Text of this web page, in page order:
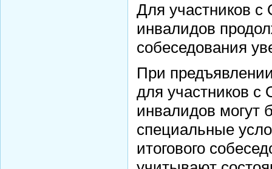
Для участников
инвалидов
собеседования
При
для участников
инвалидов могут
специальные
итогового